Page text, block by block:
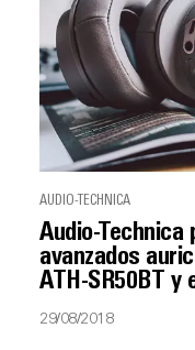
AUDIO-TECHNICA
Audio-Technica
avanzados
ATH-SR50BT y
29/08/2018